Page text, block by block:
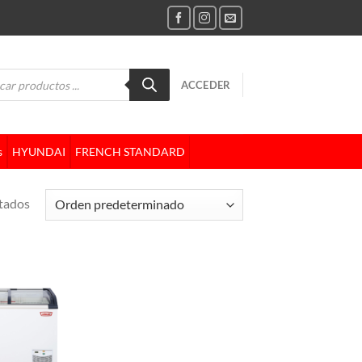
ACCEDER
HYUNDAI FRENCH STANDARD